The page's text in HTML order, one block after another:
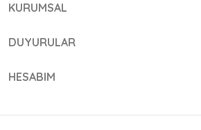
KURUMSAL
DUYURULAR
HESABIM